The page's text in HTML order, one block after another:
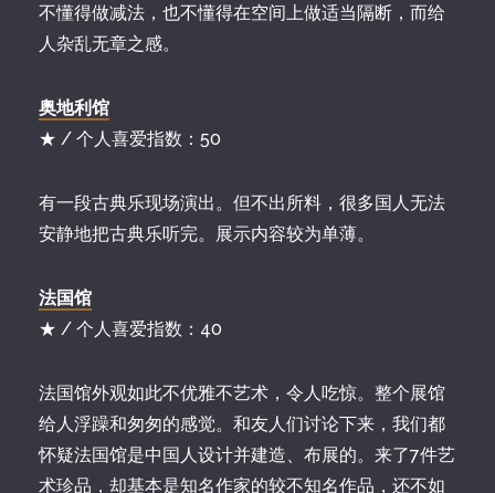
不懂得做减法，也不懂得在空间上做适当隔断，而给
人杂乱无章之感。
奥地利馆
★ / 个人喜爱指数：50
有一段古典乐现场演出。但不出所料，很多国人无法
安静地把古典乐听完。展示内容较为单薄。
法国馆
★ / 个人喜爱指数：40
法国馆外观如此不优雅不艺术，令人吃惊。整个展馆
给人浮躁和匆匆的感觉。和友人们讨论下来，我们都
怀疑法国馆是中国人设计并建造、布展的。来了7件艺
术珍品，却基本是知名作家的较不知名作品，还不如